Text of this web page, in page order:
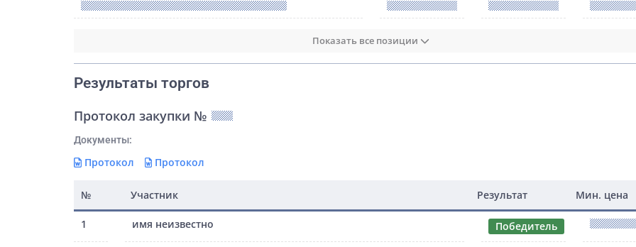
Показать все позиции
Результаты торгов
Протокол закупки №
Документы:
Протокол Протокол
№ Участник Результат Мин. цена
1 имя неизвестно Победитель